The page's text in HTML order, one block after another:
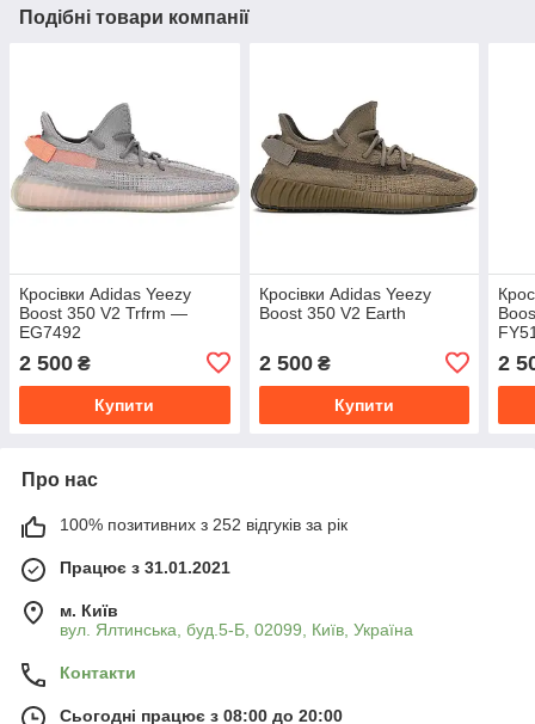
Подібні товари компанії
Кросівки Adidas Yeezy
Boost 350 V2 Trfrm —
EG7492
2 500 ₴
Купити
Кросівки Adidas Yeezy
Boost 350 V2 Earth
2 500₴
Купити
2
Про нас
100% позитивних з 252 відгуків за рік
Працює з 31.01.2021
м. Київ
вул. Ялтинська, буд.5-Б, 02099, Київ, Україна
Контакти
Сьогодні працює з 08:00 до 20:00